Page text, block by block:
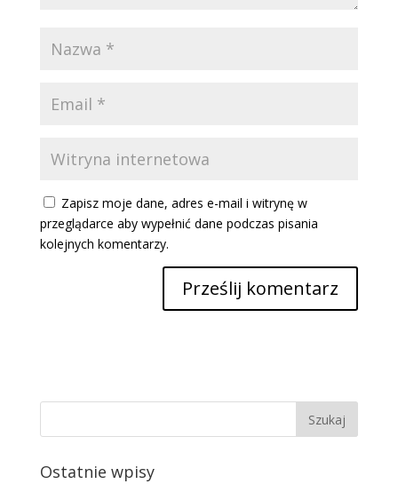
Zapisz moje dane, adres e-mail i witrynę w
przeglądarce aby wypełnić dane podczas pisania
kolejnych komentarzy.
Ostatnie wpisy